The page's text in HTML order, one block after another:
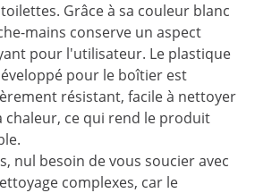
Grâce à sa couleur blanc
mains conserve un aspect
pour l'utilisateur. Le plastique
pour le boîtier est
résistant, facile à nettoyer
chaleur, ce qui rend le produit
nul besoin de vous soucier avec
complexes, car le